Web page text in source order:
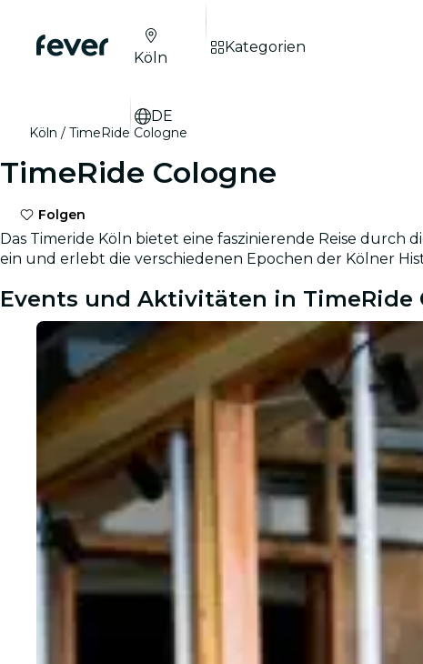
Köln
DE
Kategorien
Köln TimeRide Cologne
TimeRide Cologne
Folgen
Das Timeride Köln bietet eine faszinierende Reise
ein und erlebt die verschiedenen Epochen der Kölner
Events und Aktivitäten in TimeRide